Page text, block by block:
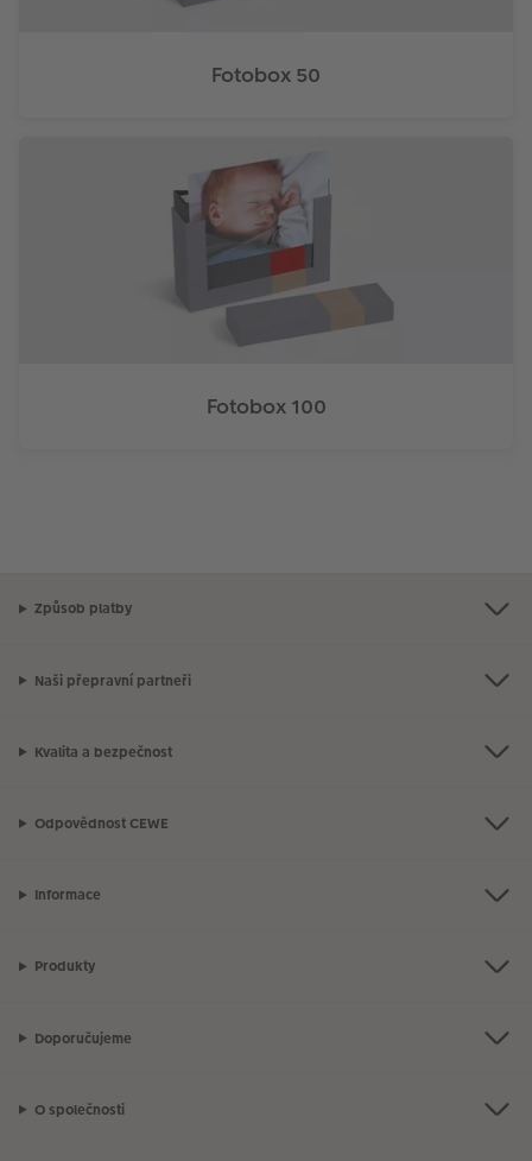
Fotobox 50
Fotobox 100
Způsob platby
Naši přepravní partneři
Kvalita a bezpečnost
Odpovědnost CEWE
Informace
Produkty
Doporučujeme
O společnosti